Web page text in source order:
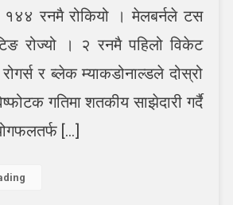
हार
१४४ रनमै रोकियो । मेलबर्नले टस
रोज्यो । २ रनमै पहिलो विकेट
र ब्लेक म्याकडोनाल्डले दोस्रो
गतिमा शतकीय साझेदारी गर्दै
[…]